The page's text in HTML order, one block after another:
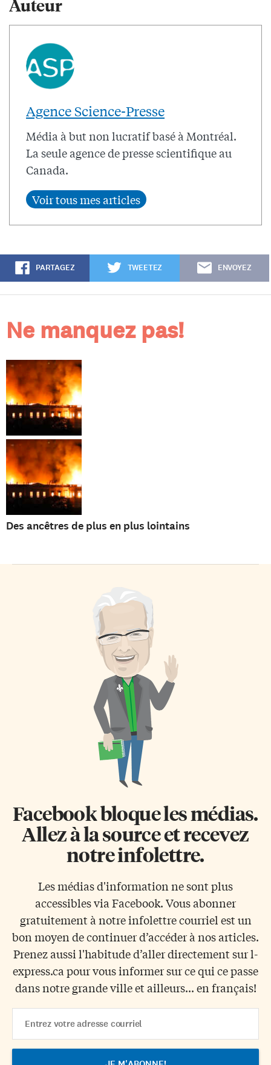
Auteur
Agence Science-Presse
Média à but non lucratif basé à Montréal.
La seule agence de presse scientifique au
Canada.
PARTAGEZ TWEETEZ ENVOYEZ
Ne manquez pas!
Des ancêtres de plus en plus lointains
Facebook bloque les médias.
Allez à la source et recevez
notre infolettre.
Les médias d'information ne sont plus
accessibles via Facebook. Vous abonner
gratuitement à notre infolettre courriel est un
bon moyen de continuer d’accéder à nos articles.
Prenez aussi l'habitude d’aller directement sur l-
express.ca pour vous informer sur ce qui ce passe
dans notre grande ville et ailleurs... en français!
Address